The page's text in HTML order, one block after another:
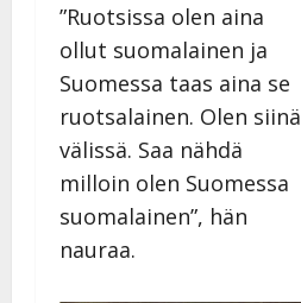
”Ruotsissa olen aina
ollut suomalainen ja
Suomessa taas aina se
ruotsalainen. Olen siinä
välissä. Saa nähdä
milloin olen Suomessa
suomalainen”, hän
nauraa.